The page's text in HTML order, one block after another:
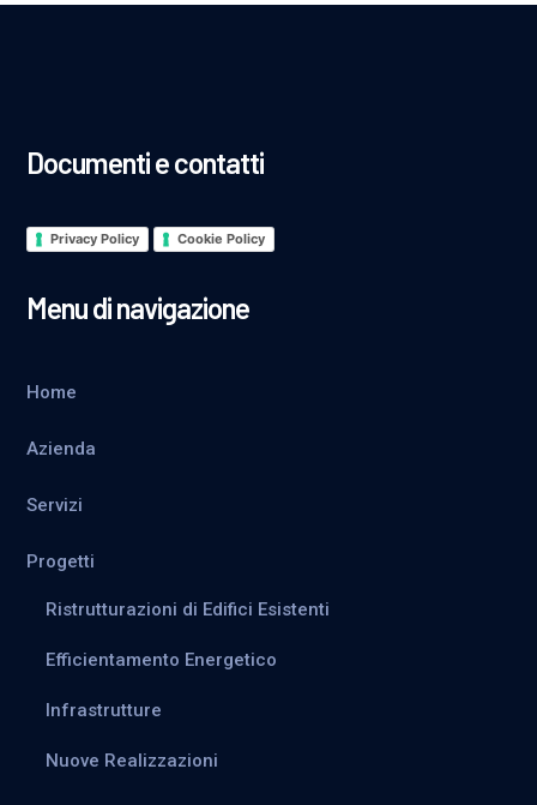
Documenti e contatti
Privacy Policy Cookie Policy
Menu di navigazione
Home
Azienda
Servizi
Progetti
Ristrutturazioni di Edifici Esistenti
Efficientamento Energetico
Infrastrutture
Nuove Realizzazioni